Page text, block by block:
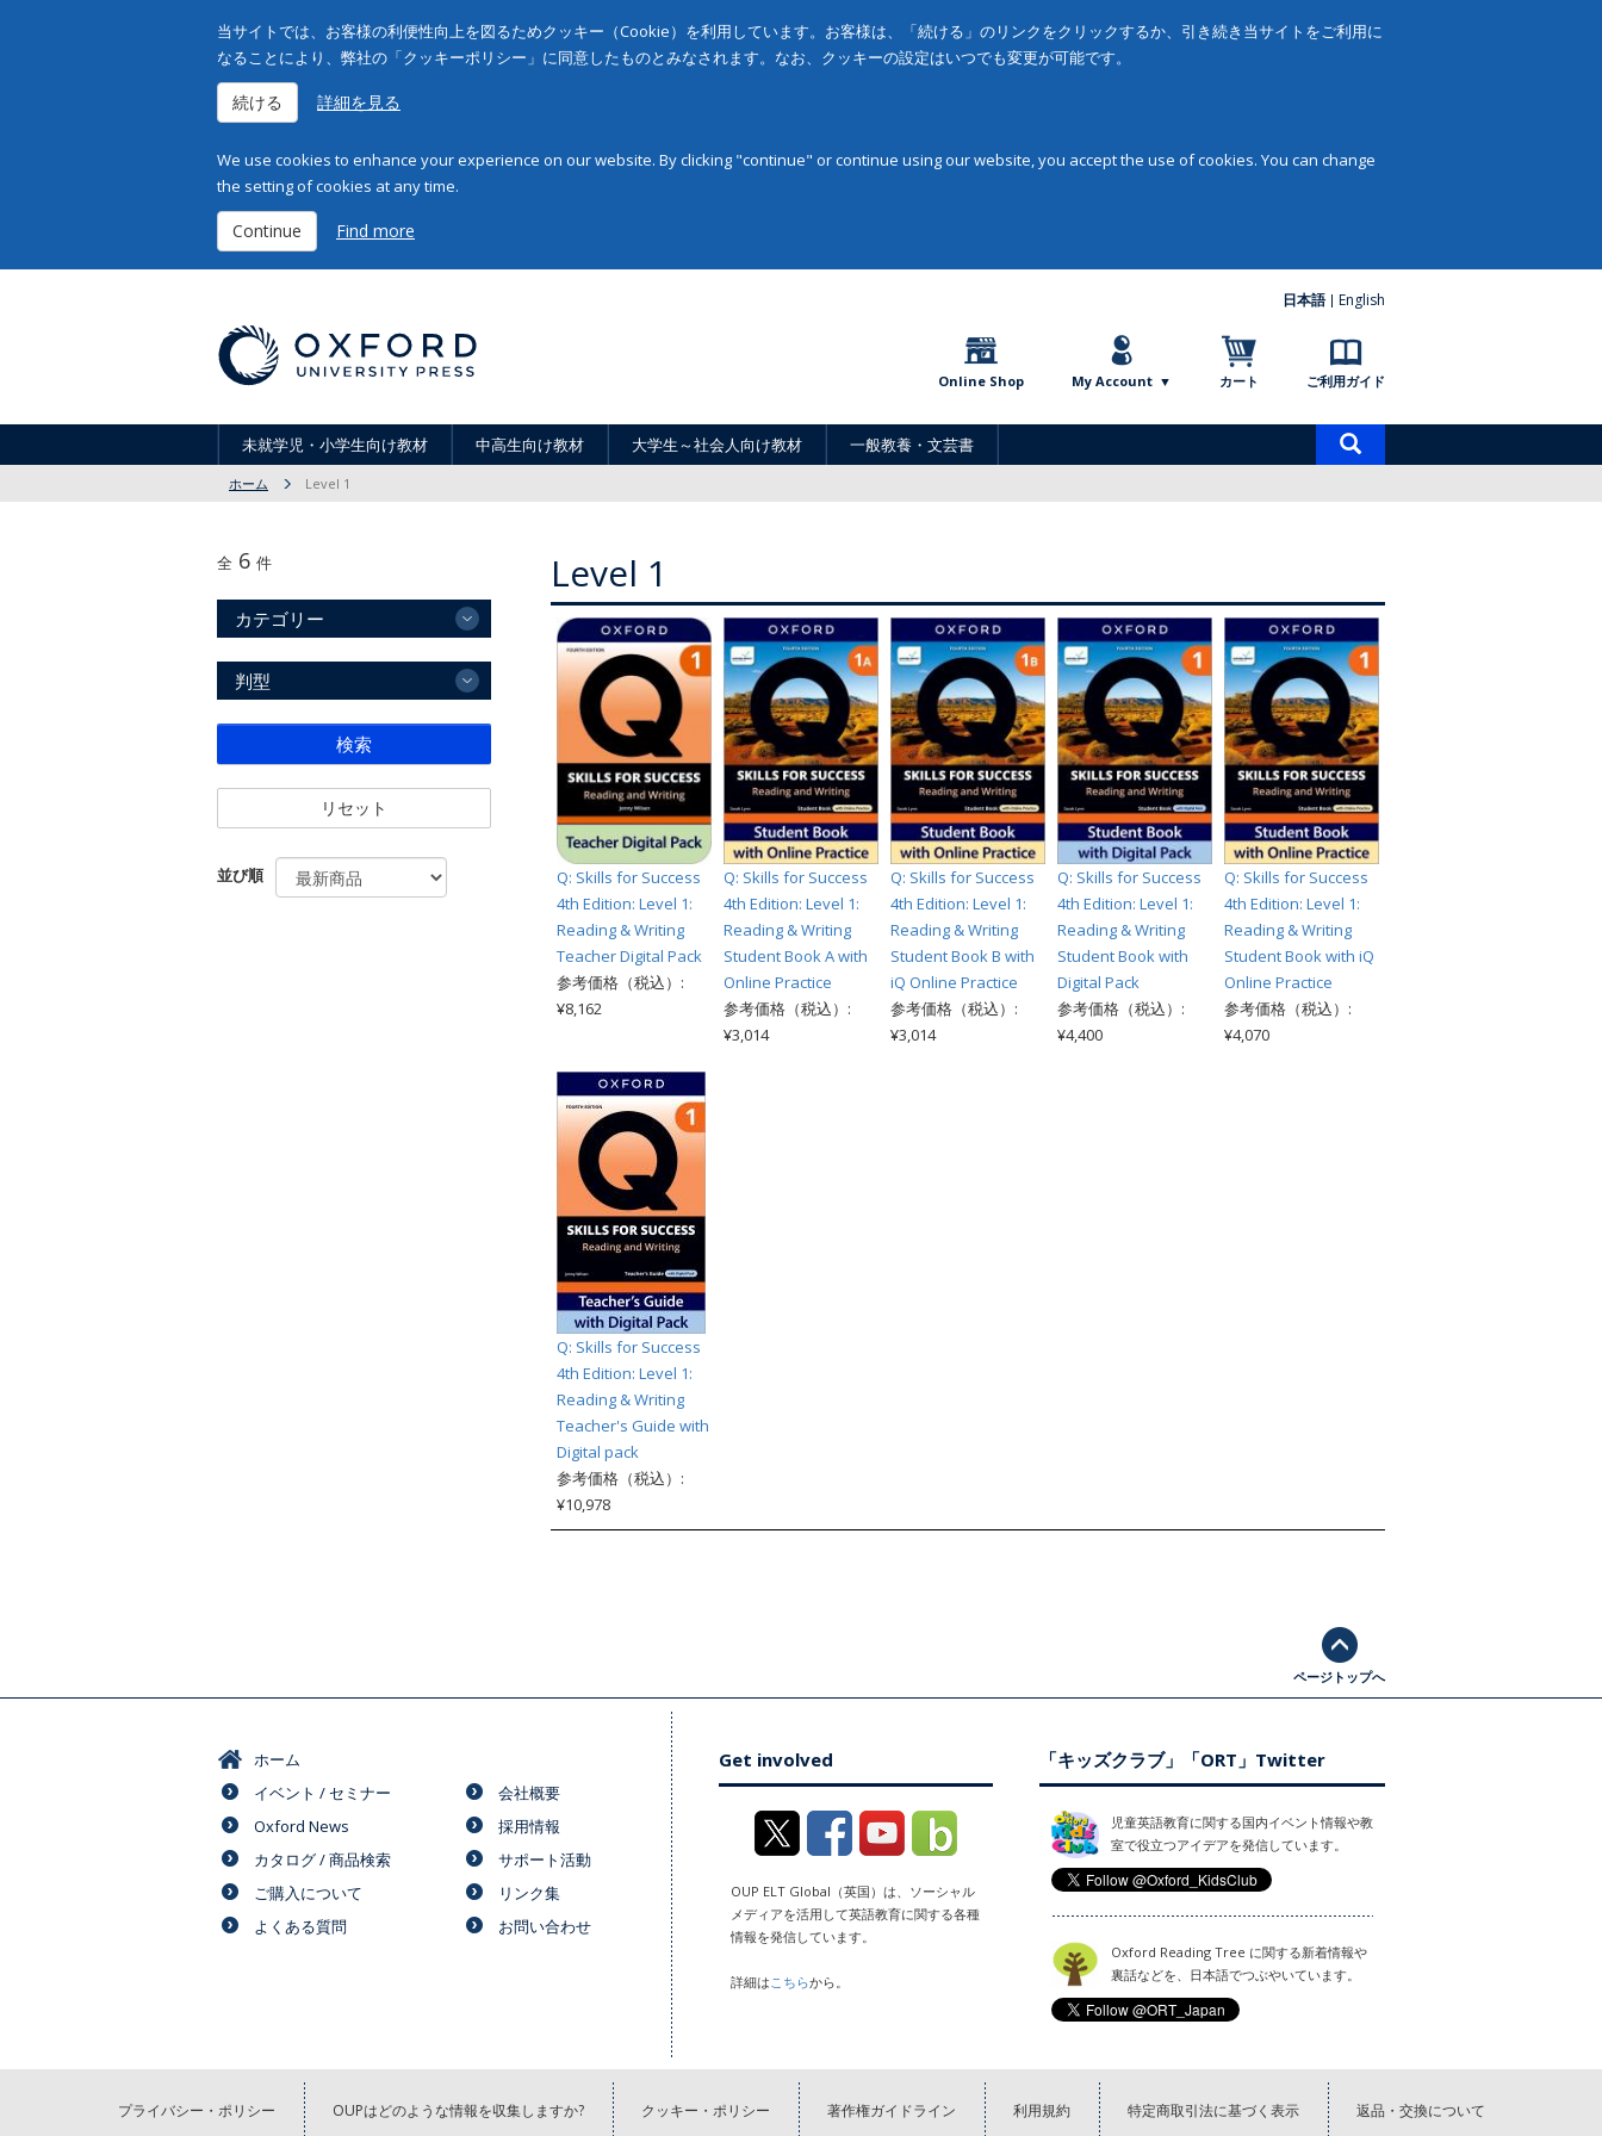
当サイトでは、お客様の利便性向上を図るためクッキー（Cookie）を利用しています。お客様は、「続ける」のリンクをクリックするか、引き続き当サイトをご利用に
なることにより、弊社の「クッキーポリシー」に同意したものとみなされます。なお、クッキーの設定はいつでも変更が可能です。
続ける 詳細を見る
We use cookies to enhance your experience on our website. By clicking "continue" or continue using our website, you accept the use of cookies. You can change
the setting of cookies at any time.
Continue Find more
日本語 English
Online Shop My Account カート ご利用ガイド
未就学児・小学生向け教材 中高生向け教材 大学生～社会人向け教材 一般教養・文芸書
ホーム Level 1
Level 1
Q: Skills for Success
4th Edition: Level 1:
Reading & Writing
Teacher Digital Pack
参考価格（税込）:
¥8,162
Q: Skills for Success
4th Edition: Level 1:
Reading & Writing
Student Book A with
Online Practice
参考価格（税込）:
¥3,014
Q: Skills for Success
4th Edition: Level 1:
Reading & Writing
Student Book B with
iQ Online Practice
参考価格（税込）:
¥3,014
Q: Skills for Success
4th Edition: Level 1:
Reading & Writing
Student Book with
Digital Pack
参考価格（税込）:
¥4,400
Q: Skills for Success
4th Edition: Level 1:
Reading & Writing
Student Book with iQ
Online Practice
参考価格（税込）:
¥4,070
Q: Skills for Success
4th Edition: Level 1:
Reading & Writing
Teacher's Guide with
Digital pack
参考価格（税込）:
¥10,978
全 6 件
カテゴリー
判型
検索
リセット
並び順
ページトップへ
ホーム
イベント / セミナー
Oxford News
カタログ / 商品検索
ご購入について
よくある質問
会社概要
採用情報
サポート活動
リンク集
お問い合わせ
Get involved
OUP ELT Global（英国）は、ソーシャル
メディアを活用して英語教育に関する各種
情報を発信しています。
詳細はこちらから。
「キッズクラブ」「ORT」Twitter
児童英語教育に関する国内イベント情報や教
室で役立つアイデアを発信しています。
Oxford Reading Tree に関する新着情報や
裏話などを、日本語でつぶやいています。
プライバシー・ポリシー OUPはどのような情報を収集しますか? クッキー・ポリシー 著作権ガイドライン 利用規約 特定商取引法に基づく表示 返品・交換について